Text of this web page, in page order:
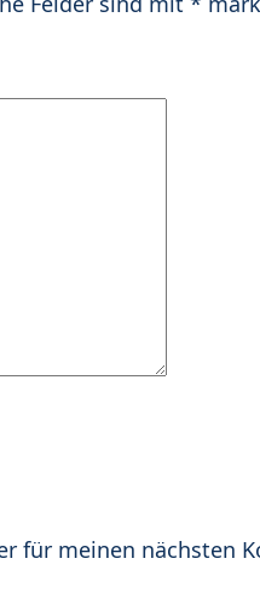
für meinen nächsten